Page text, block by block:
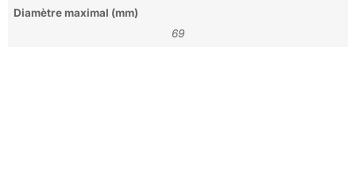
Diamètre maximal (mm)
69